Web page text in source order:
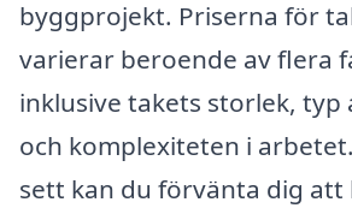
byggprojekt. Priserna för
varierar beroende av flera
inklusive takets storlek, typ
och komplexiteten i
sett kan du förvänta dig att